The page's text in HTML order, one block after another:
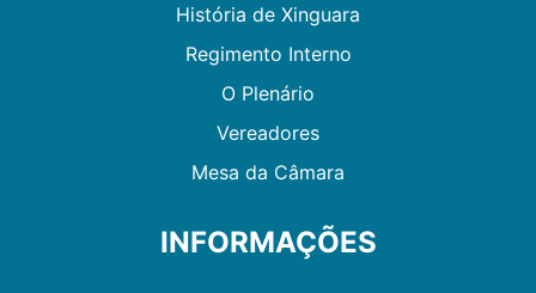
História de Xinguara
Regimento Interno
O Plenário
Vereadores
Mesa da Câmara
INFORMAÇÕES